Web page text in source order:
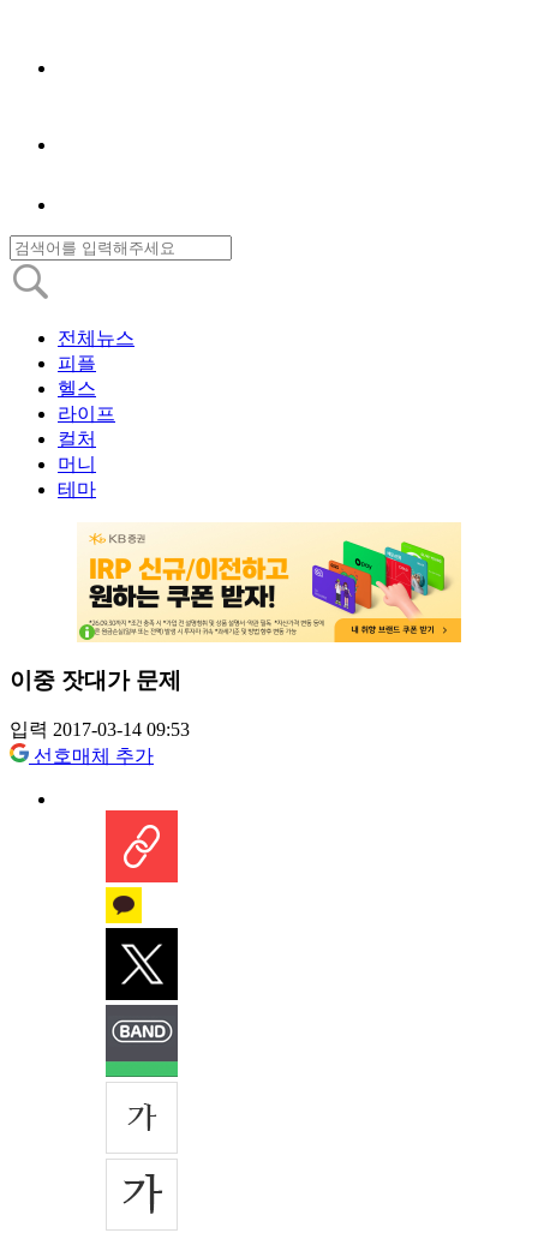
전체뉴스
피플
헬스
라이프
컬처
머니
테마
이중 잣대가 문제
입력 2017-03-14 09:53
선호매체 추가